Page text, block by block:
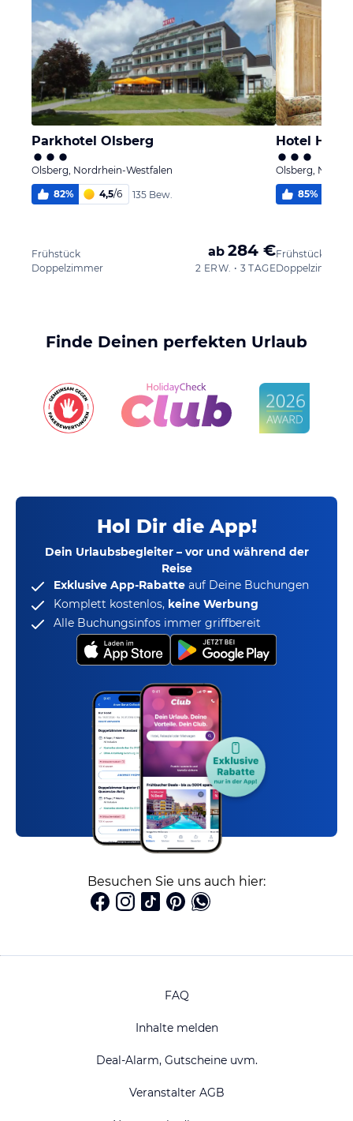
Parkhotel Olsberg
Olsberg, Nordrhein-Westfalen
82% 4,5/6 135 Bew.
Frühstück
Doppelzimmer
ab 284 €
2 ERW. • 3 TAGE
Hotel
Olsberg,
85%
Frühstück
Doppelzimmer
Finde Deinen perfekten Urlaub
Hol Dir die App!
Dein Urlaubsbegleiter – vor und während der
Reise
Exklusive App-Rabatte auf Deine Buchungen
Komplett kostenlos, keine Werbung
Alle Buchungsinfos immer griffbereit
Besuchen Sie uns auch hier:
FAQ
Inhalte melden
Deal-Alarm, Gutscheine uvm.
Veranstalter AGB